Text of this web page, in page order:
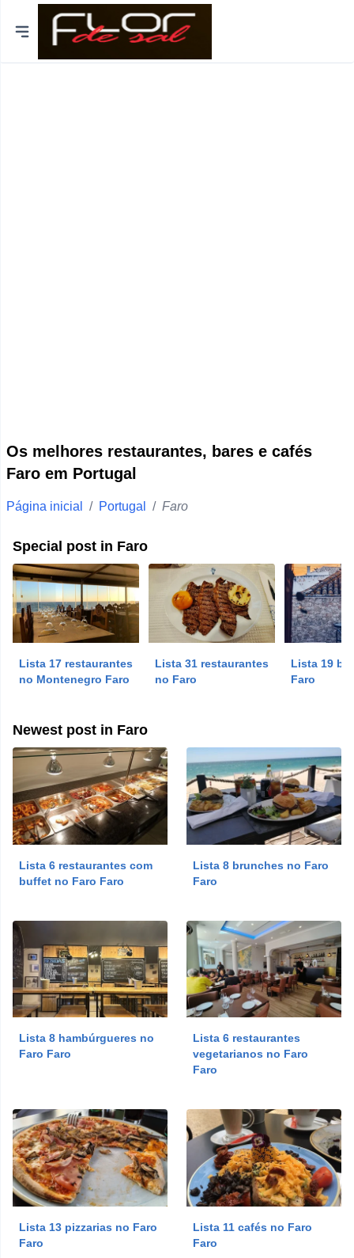
Santarém
Castelo Branco
Évora
Leiria
Guarda
View more
tópico
Restaurantes De Peixe
Discotecas
Loja De Doces
Churrascarias
Pastelarias
Bares De Vinho
Brunches
Cafés
Os melhores restaurantes, bares e cafés
Faro em Portugal
Página inicial / Portugal / Faro
Special post in Faro
Lista 17 restaurantes
no Montenegro Faro
Lista 31 restaurantes
no Faro
Lista 19
Faro
Newest post in Faro
Lista 6 restaurantes com
buffet no Faro Faro
Lista 8 brunches no Faro
Faro
Lista 8 hambúrgueres no
Faro Faro
Lista 6 restaurantes
vegetarianos no Faro
Faro
Lista 13 pizzarias no Faro
Faro
Lista 11 cafés no Faro
Faro